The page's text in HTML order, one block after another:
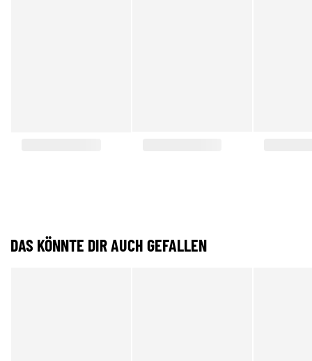
DAS KÖNNTE DIR AUCH GEFALLEN